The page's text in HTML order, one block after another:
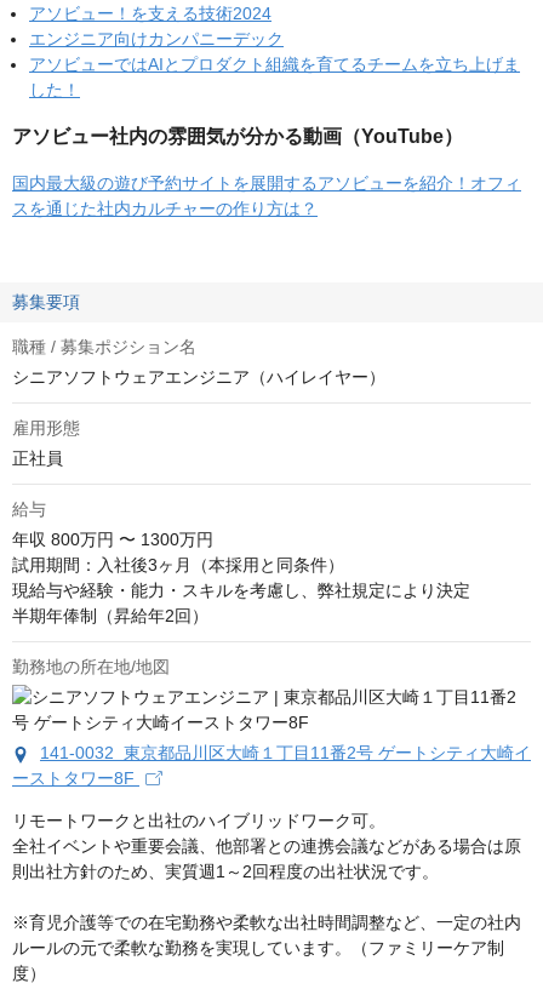
アソビュー！を支える技術2024
エンジニア向けカンパニーデック
アソビューではAIとプロダクト組織を育てるチームを立ち上げま
した！
アソビュー社内の雰囲気が分かる動画（YouTube）
国内最大級の遊び予約サイトを展開するアソビューを紹介！オフィ
スを通じた社内カルチャーの作り方は？
募集要項
職種 / 募集ポジション名
シニアソフトウェアエンジニア（ハイレイヤー）
雇用形態
正社員
給与
年収 800万円 〜 1300万円
試用期間：入社後3ヶ月（本採用と同条件）
現給与や経験・能力・スキルを考慮し、弊社規定により決定
半期年俸制（昇給年2回）
勤務地の所在地/地図
141-0032 東京都品川区大崎１丁目11番2号 ゲートシティ大崎イ
ーストタワー8F
リモートワークと出社のハイブリッドワーク可。
全社イベントや重要会議、他部署との連携会議などがある場合は原
則出社方針のため、実質週1～2回程度の出社状況です。
※育児介護等での在宅勤務や柔軟な出社時間調整など、一定の社内
ルールの元で柔軟な勤務を実現しています。（ファミリーケア制
度）